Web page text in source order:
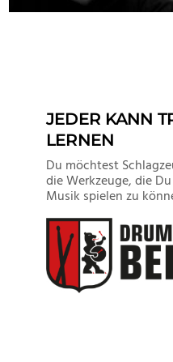
JEDER KANN
LERNEN
Du möchtest
die Werkzeuge, die
Musik spielen zu